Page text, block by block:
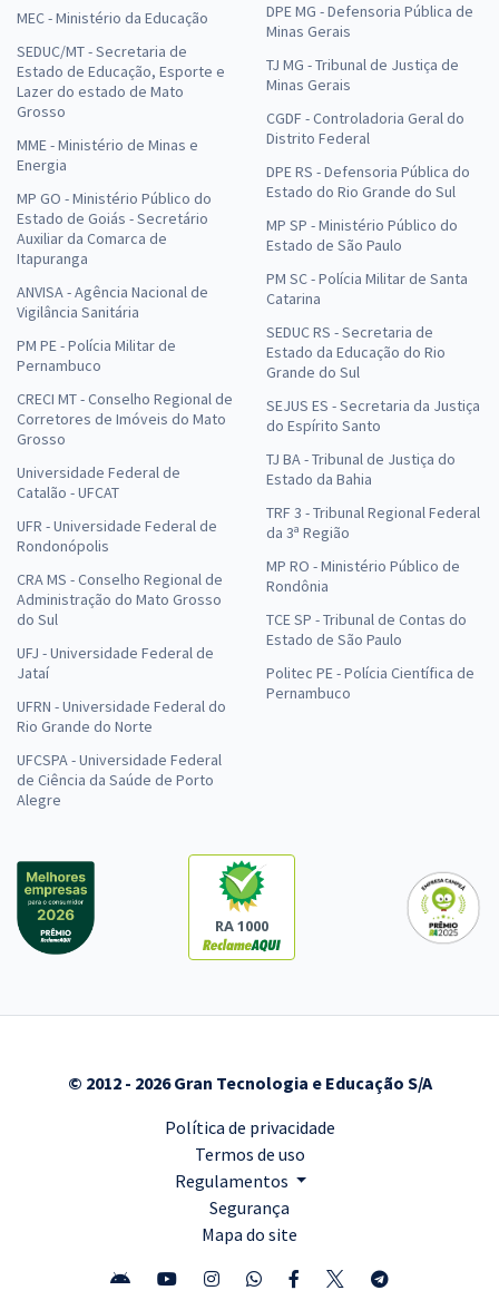
MEC - Ministério da Educação
SEDUC/MT - Secretaria de
Estado de Educação, Esporte e
Lazer do estado de Mato
Grosso
MME - Ministério de Minas e
Energia
MP GO - Ministério Público do
Estado de Goiás - Secretário
Auxiliar da Comarca de
Itapuranga
ANVISA - Agência Nacional de
Vigilância Sanitária
PM PE - Polícia Militar de
Pernambuco
CRECI MT - Conselho Regional de
Corretores de Imóveis do Mato
Grosso
Universidade Federal de
Catalão - UFCAT
UFR - Universidade Federal de
Rondonópolis
CRA MS - Conselho Regional de
Administração do Mato Grosso
do Sul
UFJ - Universidade Federal de
Jataí
UFRN - Universidade Federal do
Rio Grande do Norte
UFCSPA - Universidade Federal
de Ciência da Saúde de Porto
Alegre
DPE MG - Defensoria Pública de
Minas Gerais
TJ MG - Tribunal de Justiça de
Minas Gerais
CGDF - Controladoria Geral do
Distrito Federal
DPE RS - Defensoria Pública do
Estado do Rio Grande do Sul
MP SP - Ministério Público do
Estado de São Paulo
PM SC - Polícia Militar de Santa
Catarina
SEDUC RS - Secretaria de
Estado da Educação do Rio
Grande do Sul
SEJUS ES - Secretaria da Justiça
do Espírito Santo
TJ BA - Tribunal de Justiça do
Estado da Bahia
TRF 3 - Tribunal Regional Federal
da 3ª Região
MP RO - Ministério Público de
Rondônia
TCE SP - Tribunal de Contas do
Estado de São Paulo
Politec PE - Polícia Científica de
Pernambuco
RA 1000
© 2012 - 2026 Gran Tecnologia e Educação S/A
Política de privacidade
Termos de uso
Regulamentos
Segurança
Mapa do site